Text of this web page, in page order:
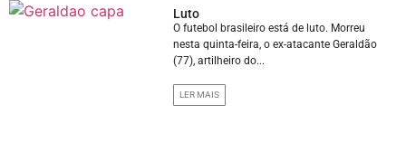
Luto
O futebol brasileiro está de luto. Morreu
nesta quinta-feira, o ex-atacante Geraldão
(77), artilheiro do...
LER MAIS